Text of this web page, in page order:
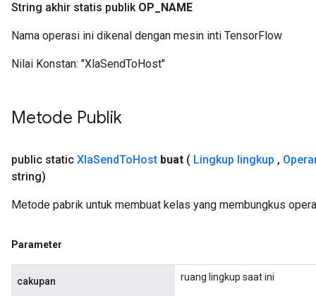
String akhir statis publik OP NAME
Nama operasi ini dikenal dengan mesin inti TensorFlow
Nilai Konstan: "XlaSendToHost"
Metode Publik
public static XlaSendToHost buat ( Lingkup lingkup ,
string)
Metode pabrik untuk membuat kelas yang membungkus
Parameter
cakupan ruang lingkup saat ini